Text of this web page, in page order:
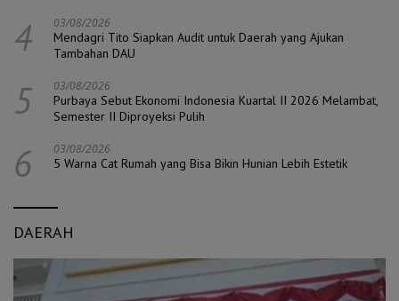
4 03/08/2026
Mendagri Tito Siapkan Audit untuk Daerah yang Ajukan
Tambahan DAU
5 03/08/2026
Purbaya Sebut Ekonomi Indonesia Kuartal II 2026 Melambat,
Semester II Diproyeksi Pulih
6 03/08/2026
5 Warna Cat Rumah yang Bisa Bikin Hunian Lebih Estetik
DAERAH